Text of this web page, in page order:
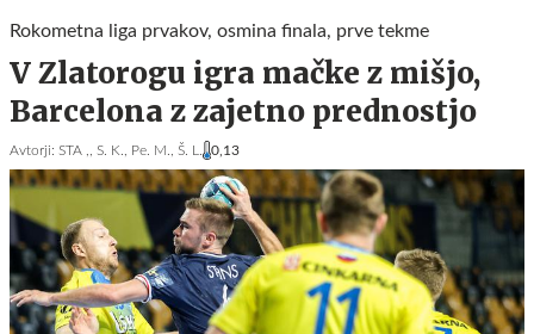
Rokometna liga prvakov, osmina finala, prve tekme
V Zlatorogu igra mačke z mišjo,
Barcelona z zajetno prednostjo
Avtorji: STA ,, S. K., Pe. M., Š. L. 0,13